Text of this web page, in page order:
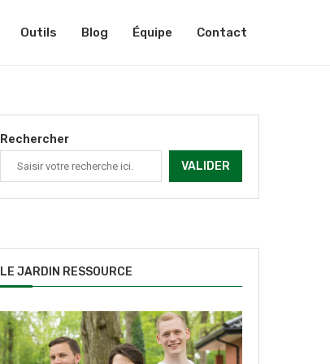
Outils Blog Équipe Contact
Rechercher
VALIDER
LE JARDIN RESSOURCE